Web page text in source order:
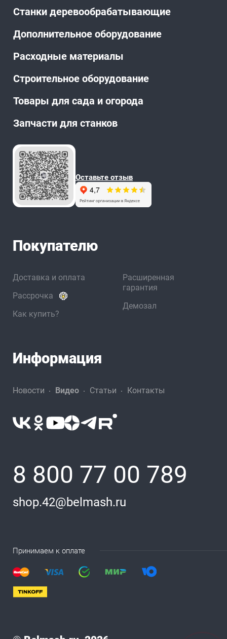
Станки деревообрабатывающие
Дополнительное оборудование
Расходные материалы
Строительное оборудование
Товары для сада и огорода
Запчасти для станков
Оставьте отзыв
Покупателю
Доставка и оплата
Рассрочка
Как купить?
Расширенная
гарантия
Демозал
Информация
Новости Видео Статьи Контакты
8 800 77 00 789
shop.42@belmash.ru
Принимаем к оплате